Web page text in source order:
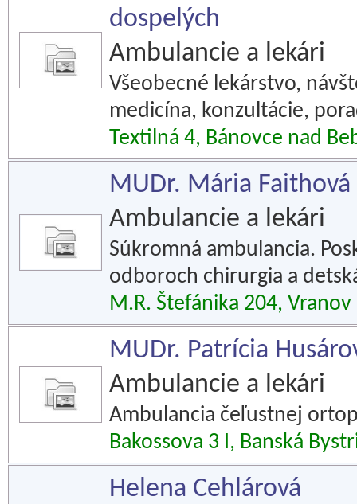
dospelých
Ambulancie a lekári
Všeobecné lekárstvo,
medicína, konzultácie,
Textilná 4, Bánovce nad
MUDr. Mária Faithová
Ambulancie a lekári
Súkromná ambulancia.
odboroch chirurgia a
M.R. Štefánika 204,
MUDr. Patrícia
Ambulancie a lekári
Ambulancia čeľustnej
Bakossova 3 I, Banská
Helena Cehlárová